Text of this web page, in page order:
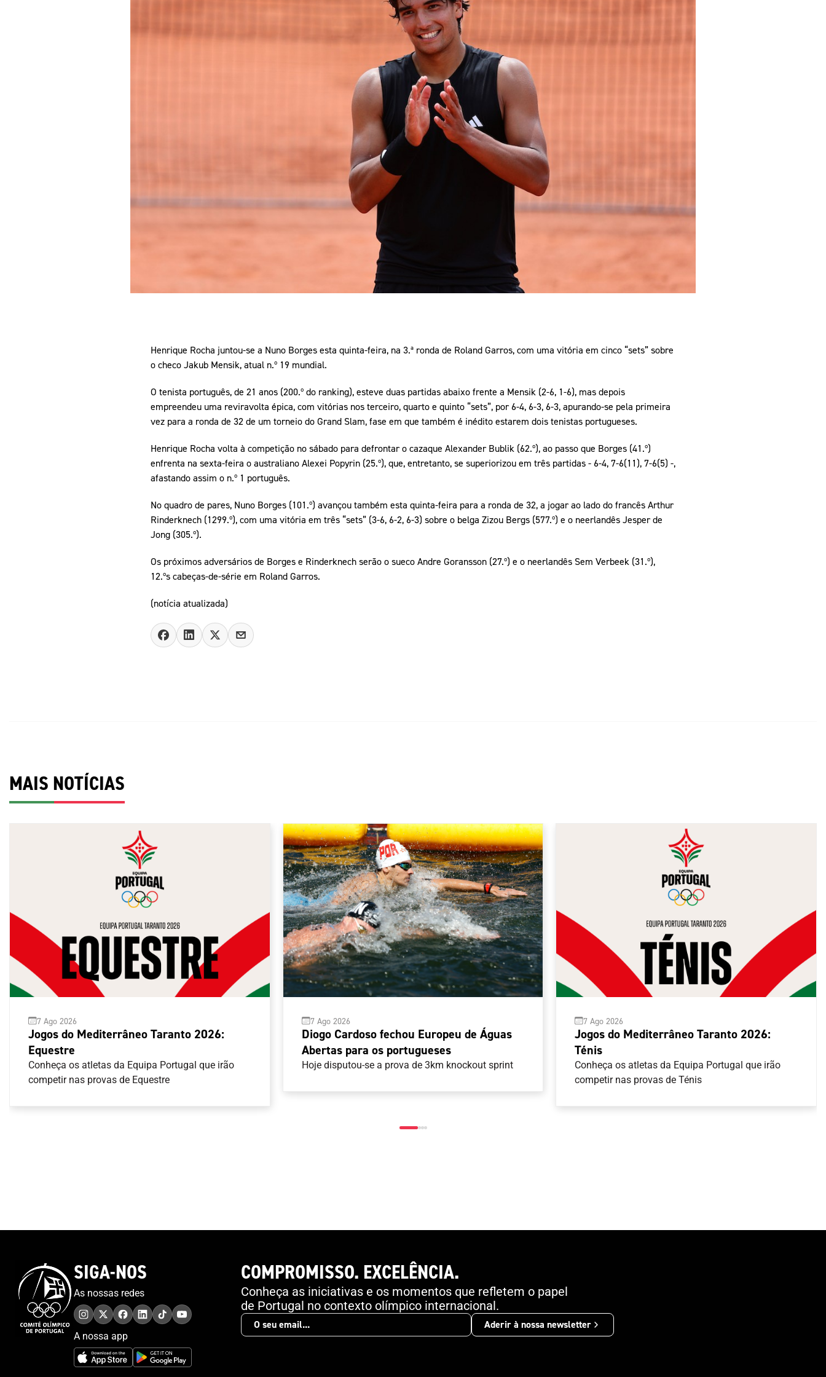
Media
Documentos
Contactos
Henrique Rocha juntou-se a Nuno Borges esta quinta-feira, na 3.ª ronda de Roland Garros, com uma vitória em cinco “sets” sobre
o checo Jakub Mensik, atual n.º 19 mundial.
O tenista português, de 21 anos (200.º do ranking), esteve duas partidas abaixo frente a Mensik (2-6, 1-6), mas depois
empreendeu uma reviravolta épica, com vitórias nos terceiro, quarto e quinto “sets”, por 6-4, 6-3, 6-3, apurando-se pela primeira
vez para a ronda de 32 de um torneio do Grand Slam, fase em que também é inédito estarem dois tenistas portugueses.
Henrique Rocha volta à competição no sábado para defrontar o cazaque Alexander Bublik (62.º), ao passo que Borges (41.º)
enfrenta na sexta-feira o australiano Alexei Popyrin (25.º), que, entretanto, se superiorizou em três partidas - 6-4, 7-6(11), 7-6(5) -,
afastando assim o n.º 1 português.
No quadro de pares, Nuno Borges (101.º) avançou também esta quinta-feira para a ronda de 32, a jogar ao lado do francês Arthur
Rinderknech (1299.º), com uma vitória em três “sets” (3-6, 6-2, 6-3) sobre o belga Zizou Bergs (577.º) e o neerlandês Jesper de
Jong (305.º).
Os próximos adversários de Borges e Rinderknech serão o sueco Andre Goransson (27.º) e o neerlandês Sem Verbeek (31.º),
12.ºs cabeças-de-série em Roland Garros.
(notícia atualizada)
MAIS NOTÍCIAS
7 Ago 2026
Jogos do Mediterrâneo Taranto 2026:
Equestre
Conheça os atletas da Equipa Portugal que irão
competir nas provas de Equestre
7 Ago 2026
Diogo Cardoso fechou Europeu de Águas
Abertas para os portugueses
Hoje disputou-se a prova de 3km knockout sprint
7 Ago 2026
Jogos do Mediterrâneo Taranto 2026:
Ténis
Conheça os atletas da Equipa Portugal que irão
competir nas provas de Ténis
SIGA-NOS
As nossas redes
A nossa app
COMPROMISSO. EXCELÊNCIA.
Conheça as iniciativas e os momentos que refletem o papel
de Portugal no contexto olímpico internacional.
Aderir à nossa newsletter